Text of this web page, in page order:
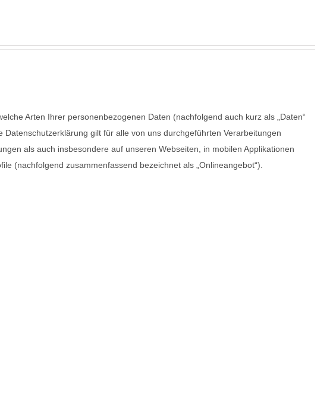
Arten Ihrer personenbezogenen Daten (nachfolgend auch kurz als „Daten“
gilt für alle von uns durchgeführten Verarbeitungen
als auch insbesondere auf unseren Webseiten, in mobilen Applikationen
(nachfolgend zusammenfassend bezeichnet als „Onlineangebot“).